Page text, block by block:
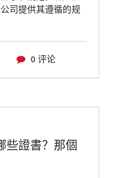
司提供其遵循的规
0 评论
些證書？那個